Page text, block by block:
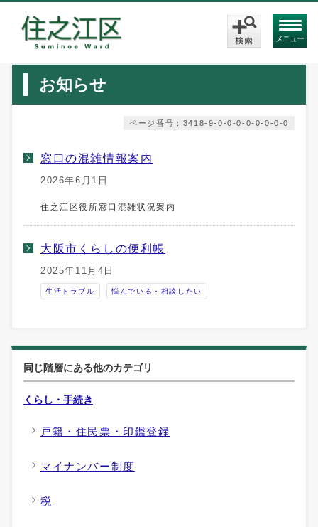
メニュー
お知らせ
ページ番号：3418-9-0-0-0-0-0-0-0-0
窓口の混雑情報案内
2026年6月1日
住之江区役所窓口混雑状況案内
大阪市くらしの便利帳
2025年11月4日
生活トラブル 悩んでいる・相談したい
同じ階層にある他のカテゴリ
くらし・手続き
戸籍・住民票・印鑑登録
マイナンバー制度
税